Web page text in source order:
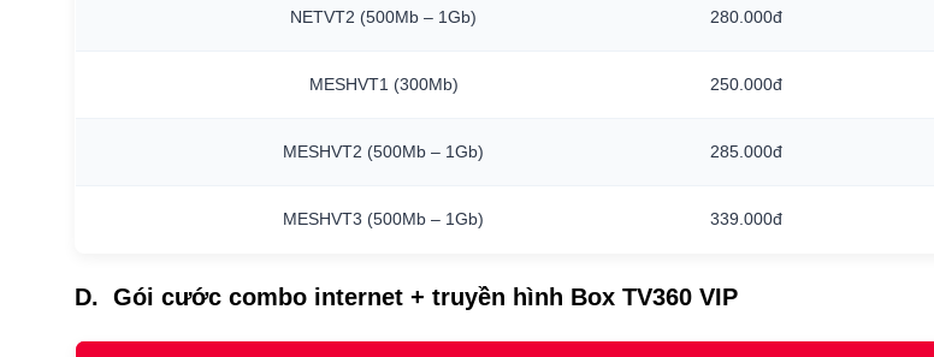
NETVT2 (500Mb – 1Gb) 280.000đ
MESHVT1 (300Mb) 250.000đ
MESHVT2 (500Mb – 1Gb) 285.000đ
MESHVT3 (500Mb – 1Gb) 339.000đ
D. Gói cước combo internet + truyền hình Box TV360 VIP